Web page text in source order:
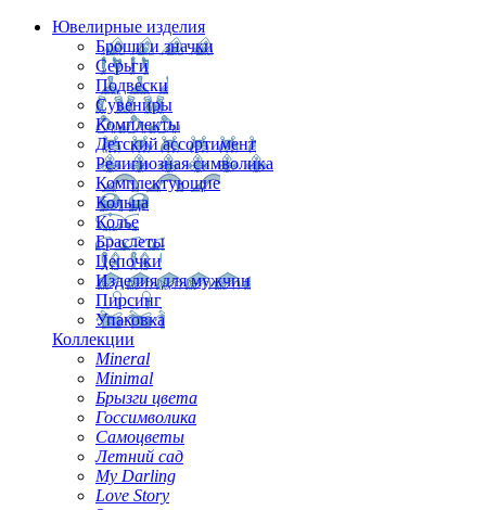
Ювелирные изделия
Броши и значки
Серьги
Подвески
Сувениры
Комплекты
Детский ассортимент
Религиозная символика
Комплектующие
Кольца
Колье
Браслеты
Цепочки
Изделия для мужчин
Пирсинг
Упаковка
Коллекции
Mineral
Minimal
Брызги цвета
Госсимволика
Самоцветы
Летний сад
My Darling
Love Story